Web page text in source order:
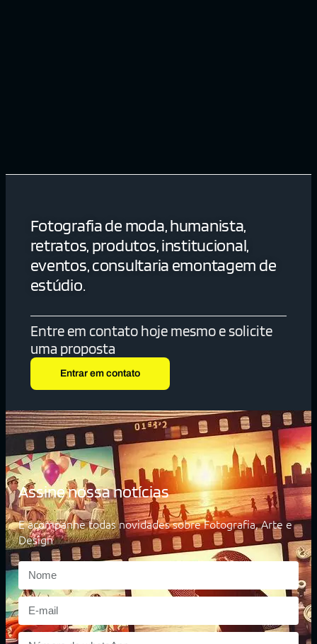
Fotografia de moda, humanista,
retratos, produtos, institucional,
eventos, consultaria emontagem de
estúdio.
Entre em contato hoje mesmo e solicite
uma proposta
Entrar em contato
Assine nossa notícias
E acompanhe todas novidades sobre Fotografia, Arte e
Design